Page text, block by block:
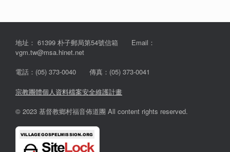
地址： 61399 朴子郵局第54號信箱 Email：
vgm.tw@msa.hinet.net
電話：(05) 373-0040 傳真：(05) 373-0041
宗教團體個人資料檔案安全維護計畫
© 2023 基督教鄉村福音佈道團 All content rights reserved.